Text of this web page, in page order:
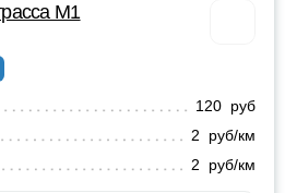
М1
120 руб
2 руб/км
2 руб/км